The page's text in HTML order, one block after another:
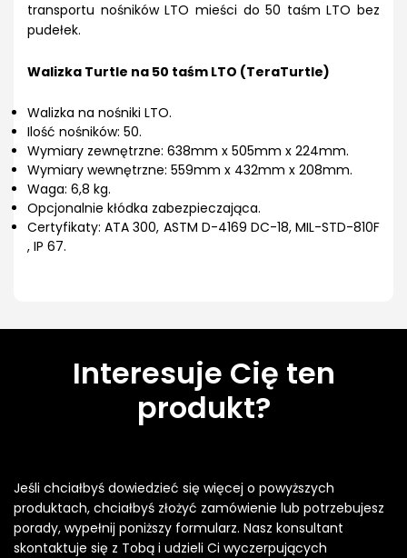
transportu nośników LTO mieści do 50 taśm LTO bez
pudełek.
Walizka Turtle na 50 taśm LTO (TeraTurtle)
Walizka na nośniki LTO.
Ilość nośników: 50.
Wymiary zewnętrzne: 638mm x 505mm x 224mm.
Wymiary wewnętrzne: 559mm x 432mm x 208mm.
Waga: 6,8 kg.
Opcjonalnie kłódka zabezpieczająca.
Certyfikaty: ATA 300, ASTM D-4169 DC-18, MIL-STD-810F
, IP 67.
Interesuje Cię ten
produkt?
Jeśli chciałbyś dowiedzieć się więcej o powyższych
produktach, chciałbyś złożyć zamówienie lub potrzebujesz
porady, wypełnij poniższy formularz. Nasz konsultant
skontaktuje się z Tobą i udzieli Ci wyczerpujących